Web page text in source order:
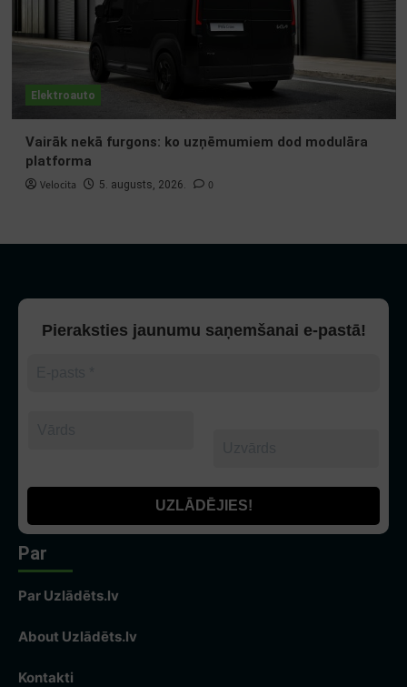
Elektroauto
Vairāk nekā furgons: ko uzņēmumiem dod modulāra
platforma
Velocita 5. augusts, 2026. 0
Pieraksties jaunumu saņemšanai e-pastā!
Par
Par Uzlādēts.lv
About Uzlādēts.lv
Kontakti